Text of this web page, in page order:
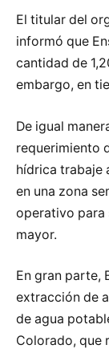
El titular del
informó que
cantidad de
embargo, en
De igual
requerimiento
hídrica trabaje
en una zona
operativo para
mayor.
En gran parte,
extracción de
de agua
Colorado, que